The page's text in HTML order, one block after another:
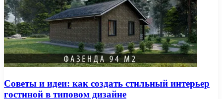
Советы и идеи: как создать стильный интерьер
гостиной в типовом дизайне